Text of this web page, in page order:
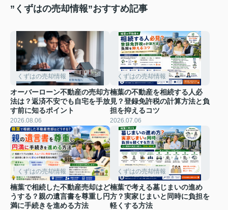
”くずはの売却情報”おすすめ記事
くずはの売却情報
オーバーローン不動産の売却方
法は？返済不安でも自宅を手放
す前に知るポイント
2026.08.06
くずはの売却情報
楠葉の不動産を相続する人必
見？登録免許税の計算方法と負
担を抑えるコツ
2026.07.06
くずはの売却情報
楠葉で相続した不動産売却はど
うする？親の遺言書を尊重し円
満に手続きを進める方法
くずはの売却情報
楠葉で考える墓じまいの進め
方？実家じまいと同時に負担を
軽くする方法